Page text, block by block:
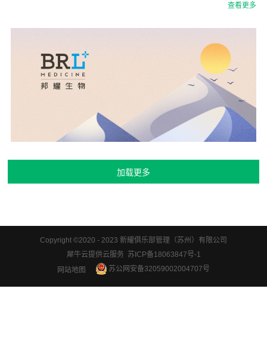
查看更多
Copyright ©2020 - 2023 新耀俱乐部管理（苏州）有限公司
犀牛云提供云服务 苏ICP备18063847号-1
网站地图
苏公网安备32059002004707号